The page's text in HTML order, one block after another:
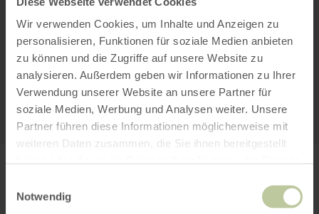
Wir verwenden Cookies, um Inhalte und Anzeigen zu
personalisieren, Funktionen für soziale Medien anbieten
zu können und die Zugriffe auf unsere Website zu
analysieren. Außerdem geben wir Informationen zu Ihrer
Verwendung unserer Website an unsere Partner für
soziale Medien, Werbung und Analysen weiter. Unsere
Partner führen diese Informationen möglicherweise mit
weiteren Daten zusammen, die Sie ihnen bereitgestellt
Notwendig
KARTE ÖFFNEN
Cookies, um den Inhalt dieser Seite
sehen zu können.
Alle Cookies Freigeben